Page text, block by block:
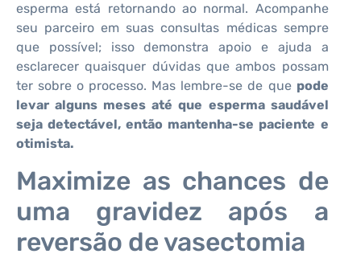
esperma está retornando ao normal. Acompanhe
seu parceiro em suas consultas médicas sempre
que possível; isso demonstra apoio e ajuda a
esclarecer quaisquer dúvidas que ambos possam
ter sobre o processo. Mas lembre-se de que pode
levar alguns meses até que esperma saudável
seja detectável, então mantenha-se paciente e
otimista.
Maximize as chances de
uma gravidez após a
reversão de vasectomia